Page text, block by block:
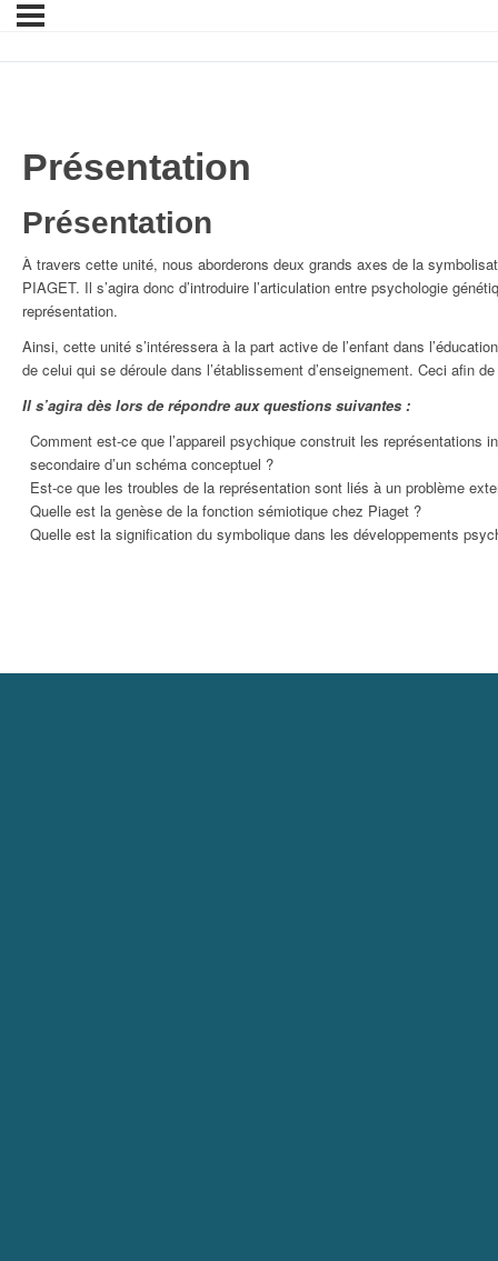
Présentation
Présentation
À travers cette unité, nous aborderons deux grands axes de la
PIAGET. Il s’agira donc d’introduire l’articulation entre psychologie
représentation.
Ainsi, cette unité s’intéressera à la part active de l’enfant dans
de celui qui se déroule dans l’établissement d’enseignement. Ceci afin
Il s’agira dès lors de répondre aux questions suivantes :
Comment est-ce que l’appareil psychique construit les représentations
secondaire d’un schéma conceptuel ?
Est-ce que les troubles de la représentation sont liés à un problème
Quelle est la genèse de la fonction sémiotique chez Piaget ?
Quelle est la signification du symbolique dans les développements